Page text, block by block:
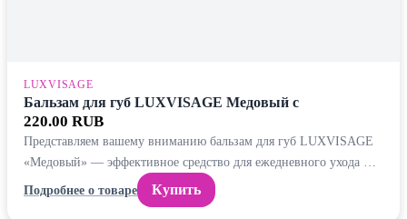
LUXVISAGE
Бальзам для губ LUXVISAGE Медовый с
220.00 RUB
Представляем вашему вниманию бальзам для губ LUXVISAGE
«Медовый» — эффективное средство для ежедневного ухода …
Подробнее о товаре
Купить